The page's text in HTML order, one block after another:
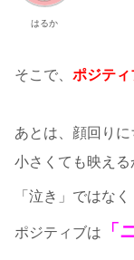
はるか
そこで、 ポジティ
あとは、顔回りに
小さくても映える
「泣き」ではなく
ポジティブは 「